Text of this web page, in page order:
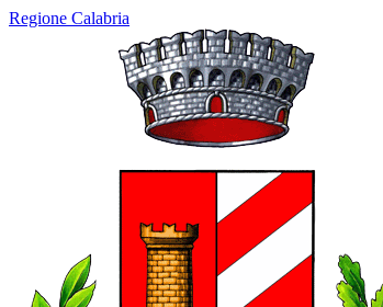
Regione Calabria